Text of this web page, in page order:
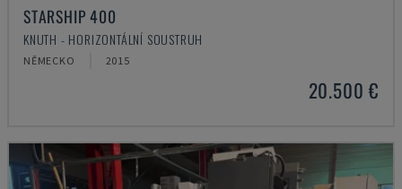
STARSHIP 400
KNUTH - HORIZONTÁLNÍ SOUSTRUH
NĚMECKO 2015
20.500 €